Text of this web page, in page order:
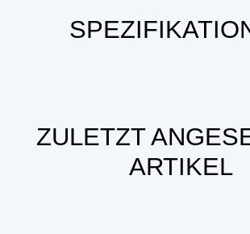
ZULETZT
ARTIKEL